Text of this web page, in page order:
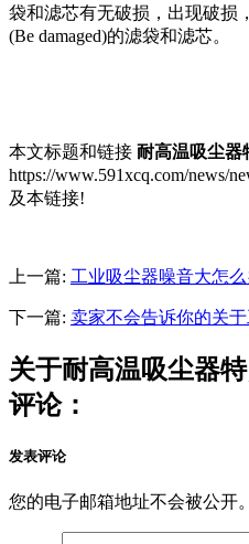
袋和滤芯有无破损，出现破损
(Be damaged)的滤袋和滤芯。
本文标题和链接 耐高温吸尘器
https://www.591xcq.com/news/
及本链接!
上一篇: 工业吸尘器噪音大怎么
下一篇: 卖家不会告诉你的关
关于耐高温吸尘器
评论：
发表评论
您的电子邮箱地址不会被公开。